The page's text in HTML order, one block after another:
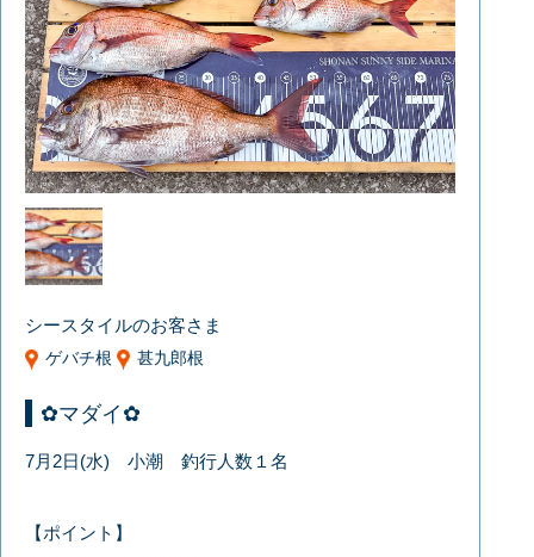
シースタイルのお客さま
ゲバチ根 甚九郎根
✿マダイ✿
7月2日(水) 小潮 釣行人数１名
【ポイント】